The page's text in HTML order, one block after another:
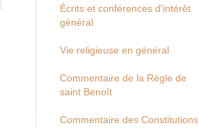
Écrits et conférences d'intérêt
général
Vie religieuse en général
Commentaire de la Règle de
saint Benoît
Commentaire des Constitutions